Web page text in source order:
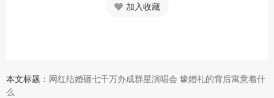
加入收藏
本文标题： 网红结婚砸七千万办成群星演唱会 壕婚礼的背后寓意着什
么